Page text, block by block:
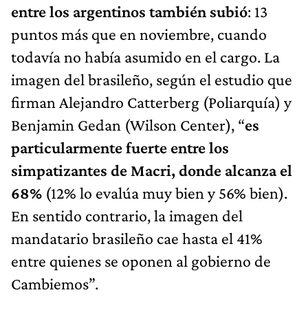
entre los argentinos también subió: 13
puntos más que en noviembre, cuando
todavía no había asumido en el cargo. La
imagen del brasileño, según el estudio que
firman Alejandro Catterberg (Poliarquía) y
Benjamin Gedan (Wilson Center), “es
particularmente fuerte entre los
simpatizantes de Macri, donde alcanza el
68% (12% lo evalúa muy bien y 56% bien).
En sentido contrario, la imagen del
mandatario brasileño cae hasta el 41%
entre quienes se oponen al gobierno de
Cambiemos”.